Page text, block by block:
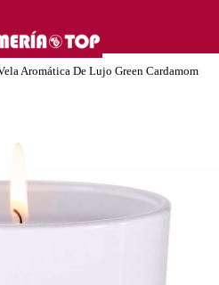
Aromática De Lujo Green Cardamom